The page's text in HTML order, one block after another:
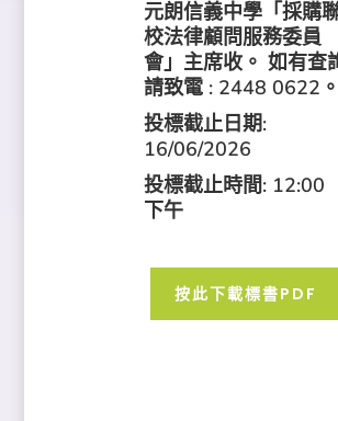
元朗信義中學「採購
校法律顧問服務委員
會」主席收。 如有查
請致電 : 2448 0622。
投標截止日期:
16/06/2026
投標截止時間: 12:00
下午
按此下載標書PDF